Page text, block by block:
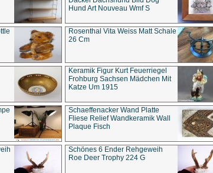
Hund Art Nouveau Wmf S
Rosenthal Vita Weiss Matt Schale
26 Cm
Keramik Figur Kurt Feuerriegel
Frohburg Sachsen Mädchen Mit
Katze Um 1915
Schaeffenacker Wand Platte
Fliese Relief Wandkeramik Wall
Plaque Fisch
Schönes 6 Ender Rehgeweih
Roe Deer Trophy 224 G